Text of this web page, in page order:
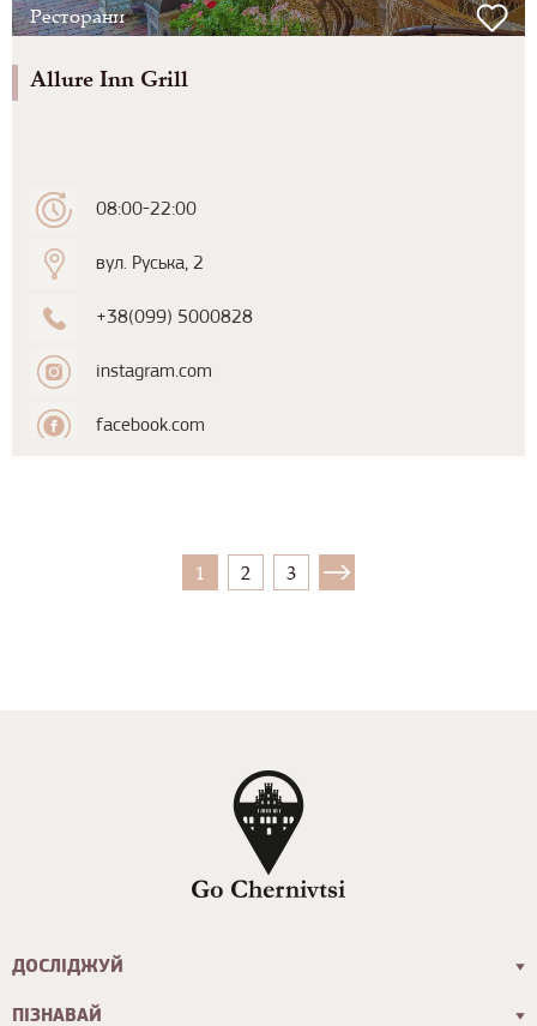
Ресторани
Allure Inn Grill
08:00-22:00
вул. Руська, 2
+38(099) 5000828
instagram.com
facebook.com
1 2 3
ДОСЛІДЖУЙ
ПІЗНАВАЙ